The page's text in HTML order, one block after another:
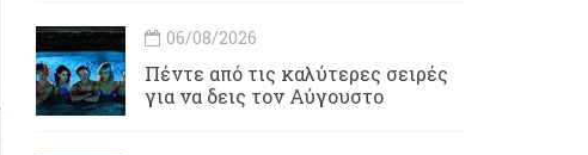
06/08/2026
Πέντε από τις καλύτερες σειρές
για να δεις τον Αύγουστο